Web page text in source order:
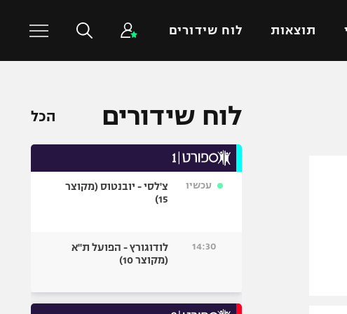
תוצאות לוח שידורים
כדורסל עולמי
כדורעף
שחייה
ספורט אולימפי
היאבקות WWE
לוח שידורים הכל
עכשיו
צ'לסי - יובנטוס (מקוצר
15)
14:30
לודוגורץ - הפועל ת"א
(מקוצר 10)